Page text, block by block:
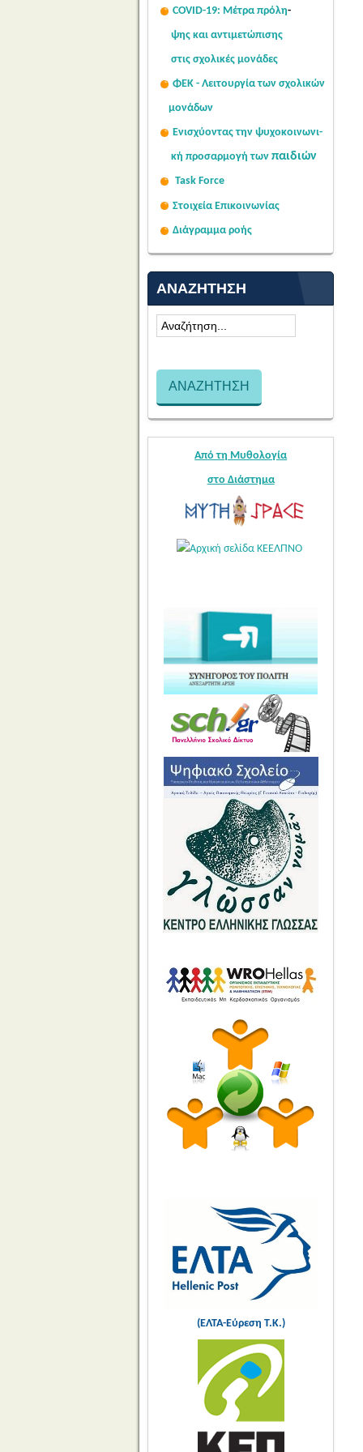
COVID-19: Μέτρα πρόλη-
ψης και αντιμετώπισης
στις σχολικές μονάδες
ΦΕΚ - Λειτουργία των σχολικών
μονάδων
Ενισχύοντας την ψυχοκοινωνι-
κή προσαρμογή των παιδιών
Task Force
Στοιχεία Επικοινωνίας
Διάγραμμα ροής
ΑΝΑΖΉΤΗΣΗ
Από τη Μυθολογία
στο Διάστημα
(ΕΛΤΑ-Εύρεση Τ.Κ.)